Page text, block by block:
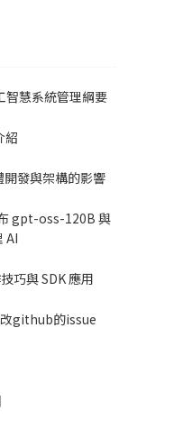
智慧系統管理綱要
紹
發與架構的影響
gpt-oss-120B 與
AI
巧與 SDK 應用
github的issue